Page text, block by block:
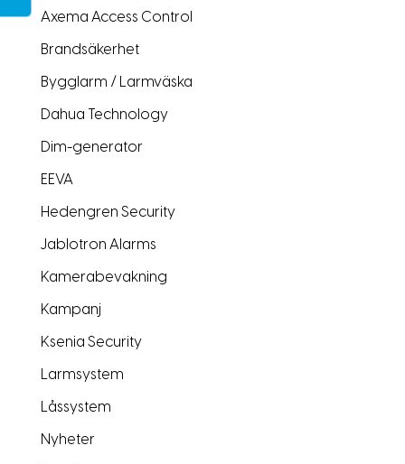
Axema Access Control
Brandsäkerhet
Bygglarm / Larmväska
Dahua Technology
Dim-generator
EEVA
Hedengren Security
Jablotron Alarms
Kamerabevakning
Kampanj
Ksenia Security
Larmsystem
Låssystem
Nyheter